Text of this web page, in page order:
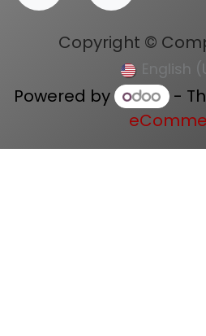
Copyright ©
English
Powered by -